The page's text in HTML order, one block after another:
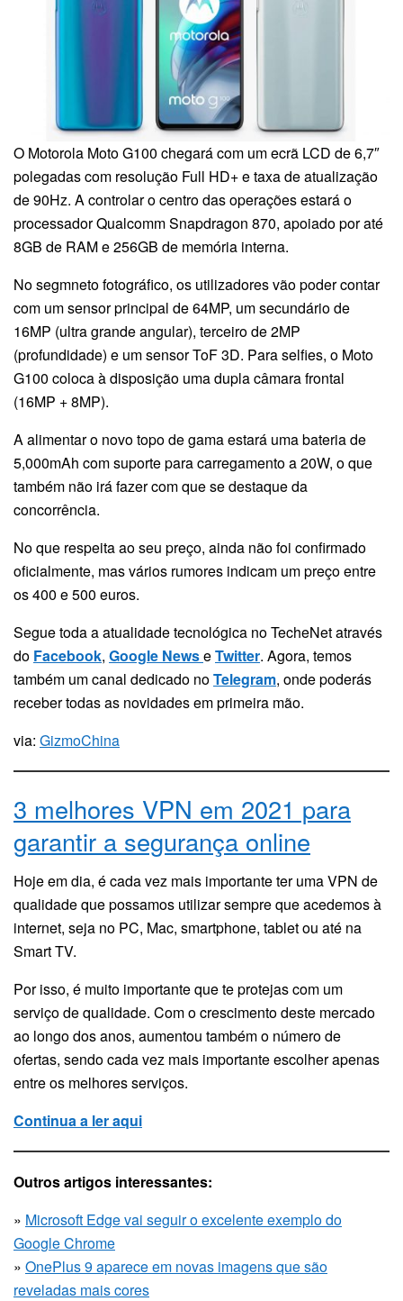
O Motorola Moto G100 chegará com um ecrã LCD de 6,7″
polegadas com resolução Full HD+ e taxa de atualização
de 90Hz. A controlar o centro das operações estará o
processador Qualcomm Snapdragon 870, apoiado por até
8GB de RAM e 256GB de memória interna.
No segmneto fotográfico, os utilizadores vão poder contar
com um sensor principal de 64MP, um secundário de
16MP (ultra grande angular), terceiro de 2MP
(profundidade) e um sensor ToF 3D. Para selfies, o Moto
G100 coloca à disposição uma dupla câmara frontal
(16MP + 8MP).
A alimentar o novo topo de gama estará uma bateria de
5,000mAh com suporte para carregamento a 20W, o que
também não irá fazer com que se destaque da
concorrência.
No que respeita ao seu preço, ainda não foi confirmado
oficialmente, mas vários rumores indicam um preço entre
os 400 e 500 euros.
Segue toda a atualidade tecnológica no TecheNet através
do Facebook, Google NewseTwitter. Agora, temos
também um canal dedicado noTelegram, onde poderás
receber todas as novidades em primeira mão.
via: GizmoChina
3 melhores VPN em 2021 para
garantir a segurança online
Hoje em dia, é cada vez mais importante ter uma VPN de
qualidade que possamos utilizar sempre que acedemos à
internet, seja no PC, Mac, smartphone, tablet ou até na
Smart TV.
Por isso, é muito importante que te protejas com um
serviço de qualidade. Com o crescimento deste mercado
ao longo dos anos, aumentou também o número de
ofertas, sendo cada vez mais importante escolher apenas
entre os melhores serviços.
Continua a ler aqui
Outros artigos interessantes:
» Microsoft Edge vai seguir o excelente exemplo do
Google Chrome
» OnePlus 9 aparece em novas imagens que são
reveladas mais cores